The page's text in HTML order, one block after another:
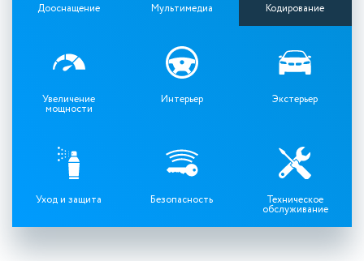
Дооснащение Мультимедиа Кодирование
Увеличение
мощности
Интерьер Экстерьер
Уход и защита Безопасность Техническое
обслуживание